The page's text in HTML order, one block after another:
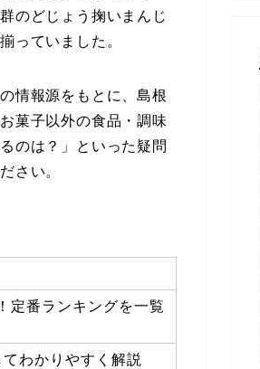
のどじょう掬いまんじ
っていました。
情報源をもとに、島根
菓子以外の食品・調味
のは？」といった疑問
さい。
定番ランキングを一覧
わかりやすく解説